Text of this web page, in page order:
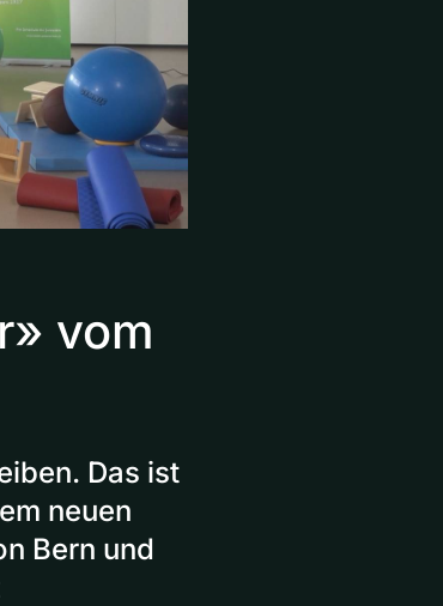
vom
Das ist
neuen
Bern und